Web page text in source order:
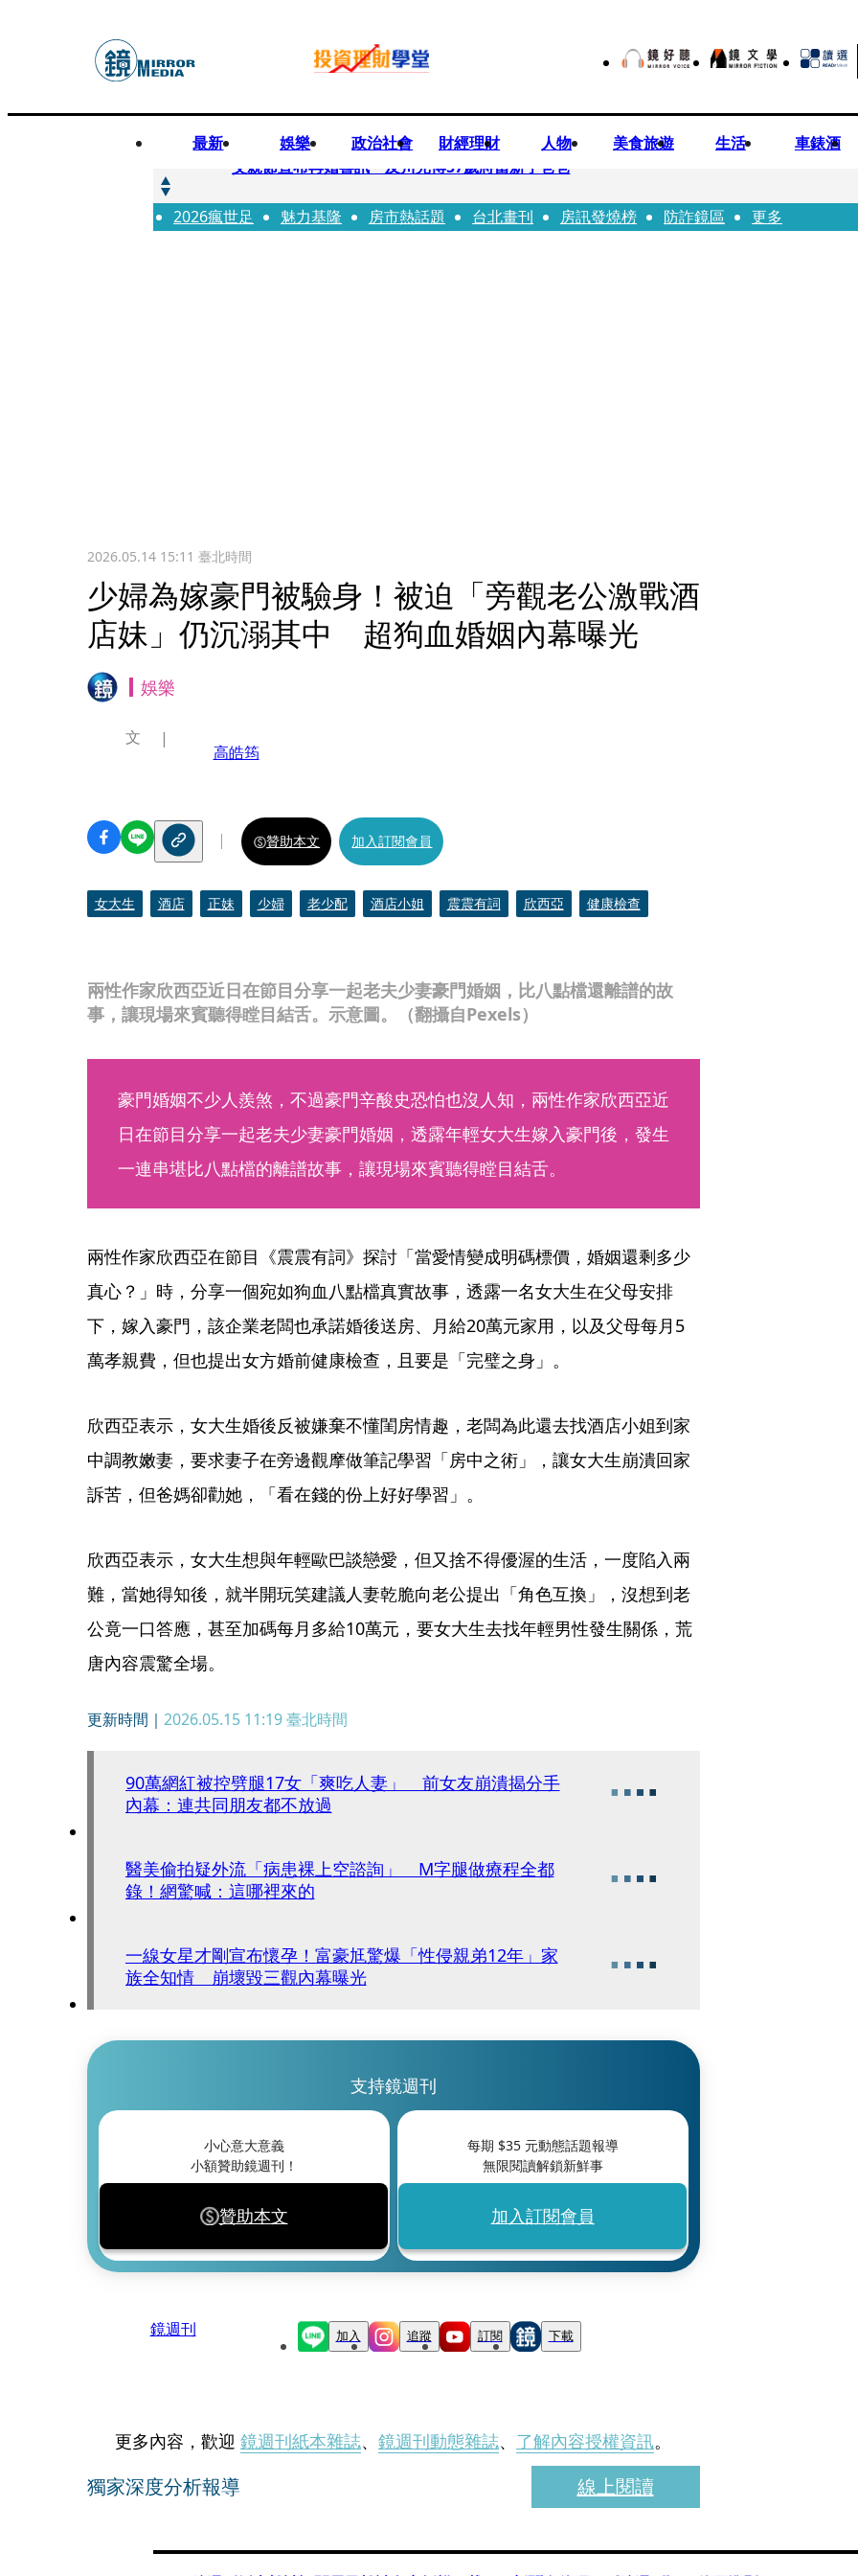
最新 娛樂 政治社會 財經理財 人物 美食旅遊 生活 車錶酒
快訊
父親節宣布再婚喜訊 及川光博57歲將當新手爸爸
快訊
改姓斷開阿湯哥！20歲舒莉首登台「1人分飾4角」 觀眾驚艷：錯怪星二代了
2026瘋世足 魅力基隆 房市熱話題 台北畫刊 房訊發燒榜 防詐鏡區 更多
2026.05.14 15:11 臺北時間
少婦為嫁豪門被驗身！被迫「旁觀老公激戰酒
店妹」仍沉溺其中 超狗血婚姻內幕曝光
娛樂
兩性作家欣西亞近日在節目分享一起老夫少妻豪門婚姻，比八點檔還離譜的故
事，讓現場來賓聽得瞠目結舌。示意圖。（翻攝自Pexels）
文
高皓筠
贊助本文 加入訂閱會員
女大生 酒店 正妹 少婦 老少配 酒店小姐 震震有詞 欣西亞 健康檢查
豪門婚姻不少人羨煞，不過豪門辛酸史恐怕也沒人知，兩性作家欣西亞近
日在節目分享一起老夫少妻豪門婚姻，透露年輕女大生嫁入豪門後，發生
一連串堪比八點檔的離譜故事，讓現場來賓聽得瞠目結舌。
兩性作家欣西亞在節目《震震有詞》探討「當愛情變成明碼標價，婚姻還剩多少
真心？」時，分享一個宛如狗血八點檔真實故事，透露一名女大生在父母安排
下，嫁入豪門，該企業老闆也承諾婚後送房、月給20萬元家用，以及父母每月5
萬孝親費，但也提出女方婚前健康檢查，且要是「完璧之身」。
欣西亞表示，女大生婚後反被嫌棄不懂閨房情趣，老闆為此還去找酒店小姐到家
中調教嫩妻，要求妻子在旁邊觀摩做筆記學習「房中之術」，讓女大生崩潰回家
訴苦，但爸媽卻勸她，「看在錢的份上好好學習」。
欣西亞表示，女大生想與年輕歐巴談戀愛，但又捨不得優渥的生活，一度陷入兩
難，當她得知後，就半開玩笑建議人妻乾脆向老公提出「角色互換」，沒想到老
公竟一口答應，甚至加碼每月多給10萬元，要女大生去找年輕男性發生關係，荒
唐內容震驚全場。
更新時間｜ 2026.05.15 11:19臺北時間
90萬網紅被控劈腿17女「爽吃人妻」 前女友崩潰揭分手
內幕：連共同朋友都不放過
醫美偷拍疑外流「病患裸上空諮詢」 M字腿做療程全都
錄！網驚喊：這哪裡來的
一線女星才剛宣布懷孕！富豪尪驚爆「性侵親弟12年」家
族全知情 崩壞毀三觀內幕曝光
支持鏡週刊
小心意大意義
小額贊助鏡週刊！
贊助本文
每期 $35元動態話題報導
無限閱讀解鎖新鮮事
加入訂閱會員
鏡週刊 加入 追蹤 訂閱 下載
更多內容，歡迎 鏡週刊紙本雜誌、 鏡週刊動態雜誌、 了解內容授權資訊。
獨家深度分析報導 線上閱讀